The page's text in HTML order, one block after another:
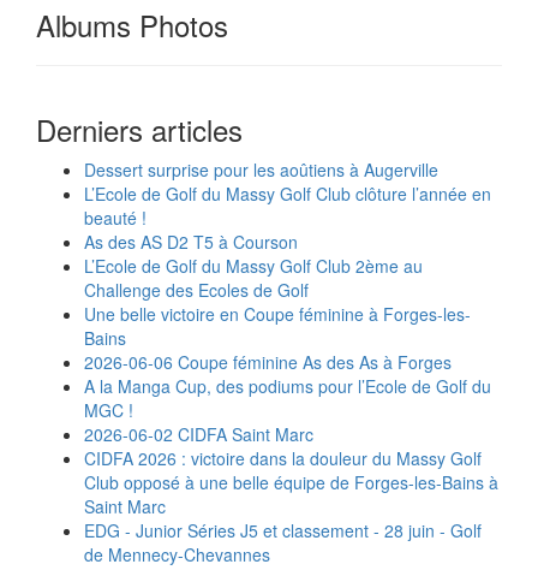
Albums Photos
Derniers articles
Dessert surprise pour les aoûtiens à Augerville
L’Ecole de Golf du Massy Golf Club clôture l’année en
beauté !
As des AS D2 T5 à Courson
L’Ecole de Golf du Massy Golf Club 2ème au
Challenge des Ecoles de Golf
Une belle victoire en Coupe féminine à Forges-les-
Bains
2026-06-06 Coupe féminine As des As à Forges
A la Manga Cup, des podiums pour l’Ecole de Golf du
MGC !
2026-06-02 CIDFA Saint Marc
CIDFA 2026 : victoire dans la douleur du Massy Golf
Club opposé à une belle équipe de Forges-les-Bains à
Saint Marc
EDG - Junior Séries J5 et classement - 28 juin - Golf
de Mennecy-Chevannes